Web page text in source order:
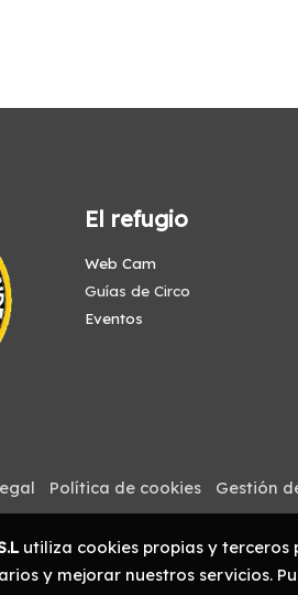
El refugio
Web Cam
Guías de Circo
Eventos
Política de cookies Gestión
utiliza cookies propias y terceros
y mejorar nuestros servicios.